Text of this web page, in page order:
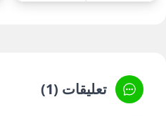
تعليقات (1)